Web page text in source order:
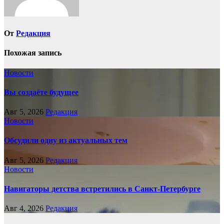
От Редакция
Похожая запись
Новости
Вы создаёте будущее
Авг 5, 2026 Редакция
Новости
Обсудили одну из актуальных тем
Авг 5, 2026 Редакция
Новости
Навигаторы детства встретились в Санкт-Петербурге
Авг 4, 2026 Редакция